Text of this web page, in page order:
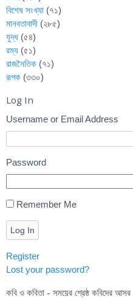
বিশেষ সংখ্যা (৭১)
মানবতাবাদী (২৮৫)
যুদ্ধ (৫৪)
রম্য (৫১)
রাজনৈতিক (৭১)
রূপক (৩৩০)
Log In
Username or Email Address
Password
Remember Me
Log In
Register
Lost your password?
কবি ও কবিতা - সময়ের শ্রেষ্ঠ কবিদের আসর